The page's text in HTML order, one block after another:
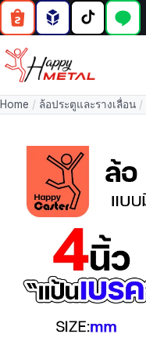
Home / ล้อประตูและรางเลื่อน /